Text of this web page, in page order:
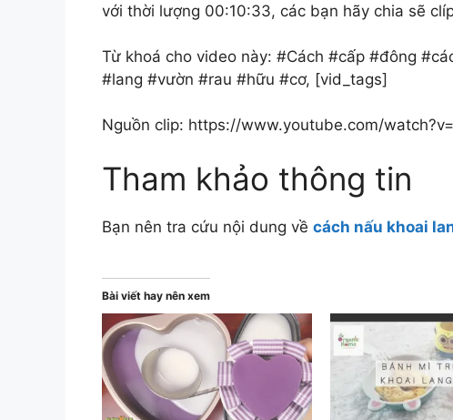
với thời lượng 00:10:33, các bạn hãy chia sẽ
Từ khoá cho video này: #Cách #cấp #đông
#lang #vườn #rau #hữu #cơ, [vid_tags]
Nguồn clip: https://www.youtube.com/
Tham khảo thông tin
Bạn nên tra cứu nội dung về cách nấu khoai
Bài viết hay nên xem